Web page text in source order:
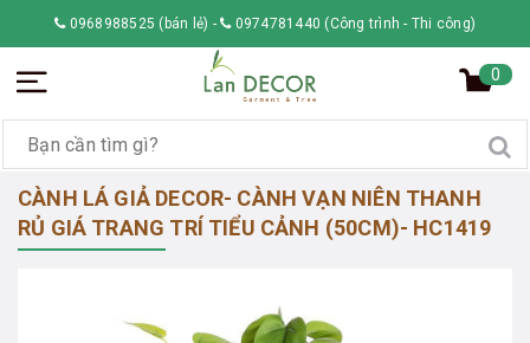
0968988525 (bán lẻ) - 0974781440 (Công trình - Thi công)
0
CÀNH LÁ GIẢ DECOR- CÀNH VẠN NIÊN THANH
RỦ GIÁ TRANG TRÍ TIỂU CẢNH (50CM)- HC1419